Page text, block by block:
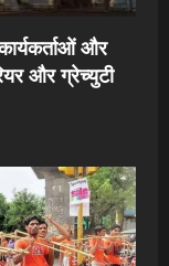
और
और ग्रेच्युटी